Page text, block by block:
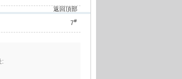
返回頂部
7#
: